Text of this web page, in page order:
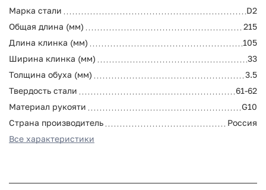
Марка стали
D2
Общая длина (мм)
215
Длина клинка (мм)
105
Ширина клинка (мм)
33
Толщина обуха (мм)
3.5
Твердость стали
61-62
Материал рукояти
G10
Страна производитель
Россия
Все характеристики